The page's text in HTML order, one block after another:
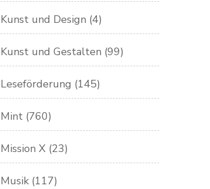
Kunst und Design (4)
Kunst und Gestalten (99)
Leseförderung (145)
Mint (760)
Mission X (23)
Musik (117)